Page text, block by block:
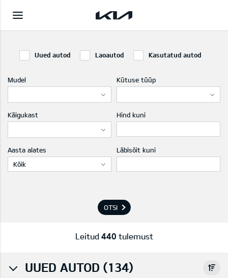
Uued autod Laoautod Kasutatud autod
Mudel Kütuse tüüp
Käigukast Hind kuni
Aasta alates
Kõik
Läbisõit kuni
OTSI
Leitud 440 tulemust
UUED AUTOD (134)